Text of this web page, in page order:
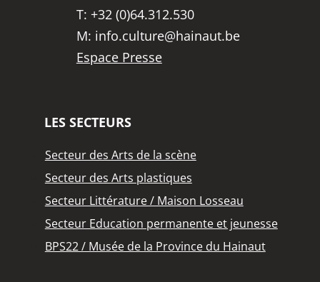
T: +32 (0)64.312.530
M: info.culture@hainaut.be
Espace Presse
LES SECTEURS
Secteur des Arts de la scène
Secteur des Arts plastiques
Secteur Littérature / Maison Losseau
Secteur Education permanente et jeunesse
BPS22 / Musée de la Province du Hainaut